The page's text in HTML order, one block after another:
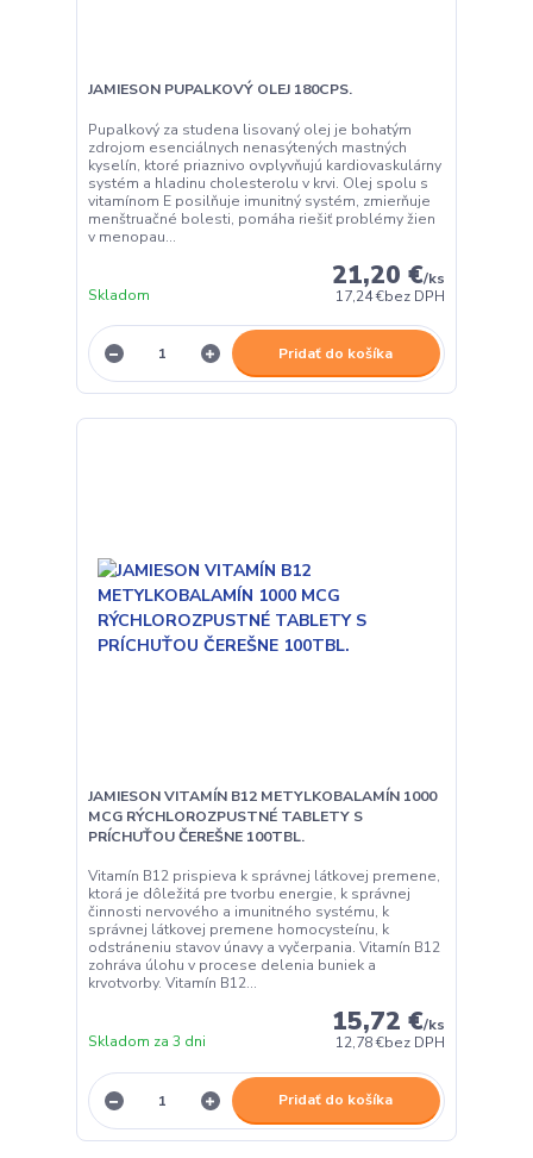
JAMIESON PUPALKOVÝ OLEJ 180CPS.
Pupalkový za studena lisovaný olej je bohatým
zdrojom esenciálnych nenasýtených mastných
kyselín, ktoré priaznivo ovplyvňujú kardiovaskulárny
systém a hladinu cholesterolu v krvi. Olej spolu s
vitamínom E posilňuje imunitný systém, zmierňuje
menštruačné bolesti, pomáha riešiť problémy žien
v menopau...
21,20 €/ks
17,24 €bez DPH
Skladom
Pridať do košíka
JAMIESON VITAMÍN B12 METYLKOBALAMÍN 1000
MCG RÝCHLOROZPUSTNÉ TABLETY S
PRÍCHUŤOU ČEREŠNE 100TBL.
Vitamín B12 prispieva k správnej látkovej premene,
ktorá je dôležitá pre tvorbu energie, k správnej
činnosti nervového a imunitného systému, k
správnej látkovej premene homocysteínu, k
odstráneniu stavov únavy a vyčerpania. Vitamín B12
zohráva úlohu v procese delenia buniek a
krvotvorby. Vitamín B12...
15,72 €/ks
12,78 €bez DPH
Skladom za 3 dni
Pridať do košíka